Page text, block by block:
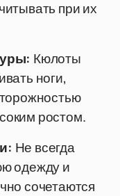
при их
Кюлоты
ноги,
ростом.
Не всегда
одежду и
сочетаются